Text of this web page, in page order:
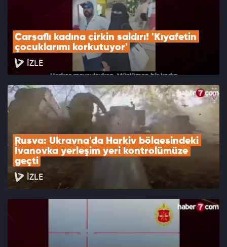
Çarşaflı kadına çirkin saldırı! 'Kıyafetin
çocuklarımı korkutuyor'
İZLE
Rusya: Ukrayna'da Harkiv bölgesindeki
İvanovka yerleşim yeri kontrolümüze
geçti
İZLE